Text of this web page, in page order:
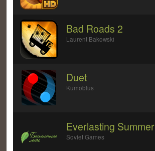
Bad Roads 2
Laurent Bakowski
Duet
Kumobius
Everlasting Summer
Soviet Games